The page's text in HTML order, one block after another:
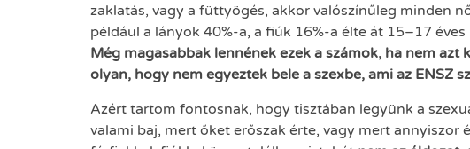
zaklatás, vagy a füttyögés, akkor valószínűleg minden
például a lányok 40%-a, a fiúk 16%-a élte át 15–17
Még magasabbak lennének ezek a számok, ha nem
olyan, hogy nem egyeztek bele a szexbe, ami az ENSZ
Azért tartom fontosnak, hogy tisztában legyünk a
valami baj, mert őket erőszak érte, vagy mert